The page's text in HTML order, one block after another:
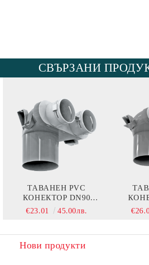
СВЪРЗАНИ
ТАВАНЕН PVC
КОНЕКТОР DN90
VENTS 0810125/90X2
€23.01 45.00лв.
Нови продукти